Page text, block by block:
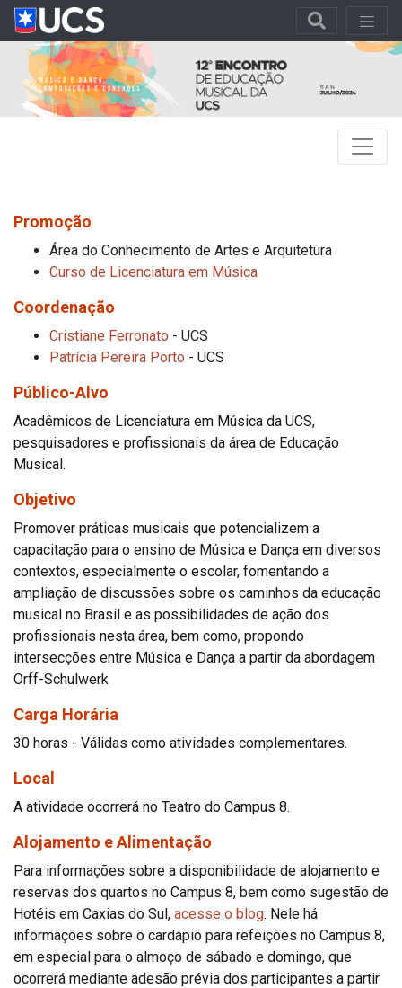
Promoção
Área do Conhecimento de Artes e Arquitetura
Curso de Licenciatura em Música
Coordenação
Cristiane Ferronato - UCS
Patrícia Pereira Porto - UCS
Público-Alvo
Acadêmicos de Licenciatura em Música da UCS,
pesquisadores e profissionais da área de Educação
Musical.
Objetivo
Promover práticas musicais que potencializem a
capacitação para o ensino de Música e Dança em diversos
contextos, especialmente o escolar, fomentando a
ampliação de discussões sobre os caminhos da educação
musical no Brasil e as possibilidades de ação dos
profissionais nesta área, bem como, propondo
intersecções entre Música e Dança a partir da abordagem
Orff-Schulwerk
Carga Horária
30 horas - Válidas como atividades complementares.
Local
A atividade ocorrerá no Teatro do Campus 8.
Alojamento e Alimentação
Para informações sobre a disponibilidade de alojamento e
reservas dos quartos no Campus 8, bem como sugestão de
Hotéis em Caxias do Sul, acesse o blog. Nele há
informações sobre o cardápio para refeições no Campus 8,
em especial para o almoço de sábado e domingo, que
ocorrerá mediante adesão prévia dos participantes a partir